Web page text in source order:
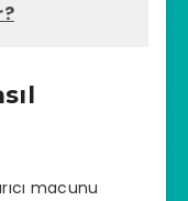
macunu